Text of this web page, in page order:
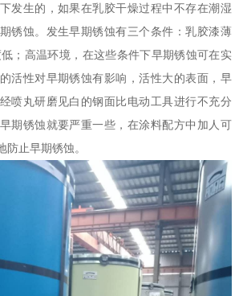
发生的，如果在乳胶干燥过程中不存在潮湿
锈蚀。发生早期锈蚀有三个条件：乳胶漆薄
；高温环境，在这些条件下早期锈蚀可在实
活性对早期锈蚀有影响，活性大的表面，早
喷丸研磨见白的钢面比电动工具进行不充分
期锈蚀就要严重一些，在涂料配方中加人可
防止早期锈蚀。